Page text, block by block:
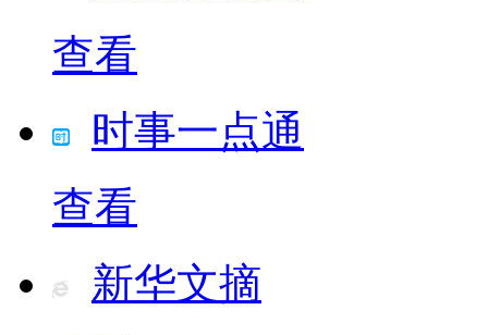
查看
时事一点通
查看
新华文摘